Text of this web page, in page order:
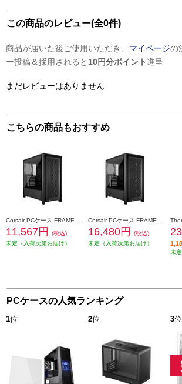
この商品のレビュー(全0件)
商品が届いた後ご使用いただき、 マイページの
ー投稿＆採用されると 10円分ポイント進呈
まだレビューはありません
こちらの商品もおすすめ
Corsair PCケース FRAME 4000D Performance Mid-Tower Black CC-9011290-WW
11,567円
(税込)
未定（入荷次第お届け）
Corsair PCケース FRAME 4000D RS Mid-Tower Black CC-9011312-WW
16,480円
(税込)
未定（入荷次第お届け）
未
PCケースの人気ランキング
1位 2位 3位